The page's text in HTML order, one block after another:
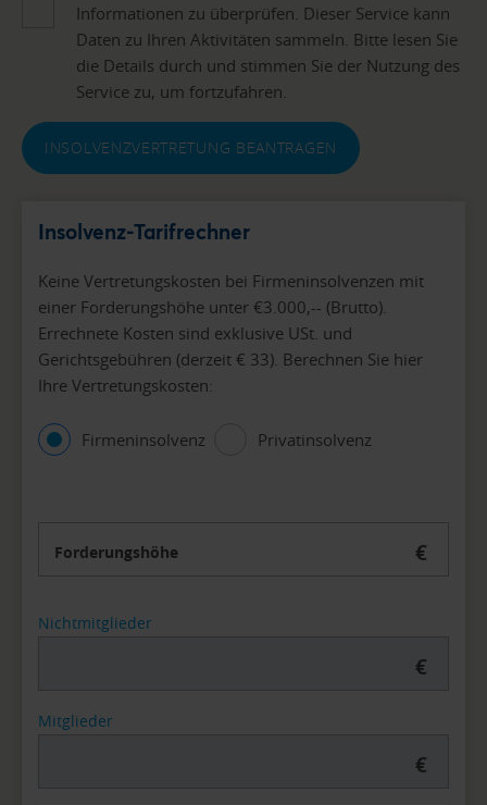
Informationen zu überprüfen. Dieser Service kann
Daten zu Ihren Aktivitäten sammeln. Bitte lesen Sie
die Details durch und stimmen Sie der Nutzung des
Service zu, um fortzufahren.
INSOLVENZVERTRETUNG BEANTRAGEN
Insolvenz-Tarifrechner
Keine Vertretungskosten bei Firmeninsolvenzen mit
einer Forderungshöhe unter €3.000,-- (Brutto).
Errechnete Kosten sind exklusive USt. und
Gerichtsgebühren (derzeit € 33). Berechnen Sie hier
Ihre Vertretungskosten:
Firmeninsolvenz Privatinsolvenz
Forderungshöhe €
Nichtmitglieder
€
Mitglieder
€